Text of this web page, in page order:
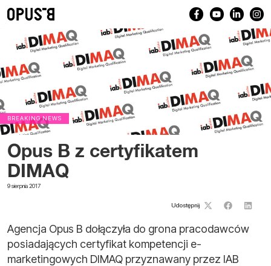
BREAKING NEWS
Opus B z certyfikatem
DIMAQ
9 sierpnia 2017
Udostępnij
Agencja Opus B dołączyła do grona pracodawców
posiadających certyfikat kompetencji e-
marketingowych DIMAQ przyznawany przez IAB